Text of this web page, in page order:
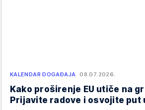
KALENDAR DOGAĐAJA 08.07.2026.
Kako proširenje EU utiče na
Prijavite radove i osvojite put